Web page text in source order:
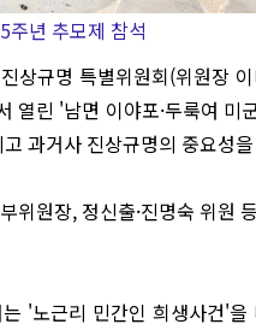
주년 추모제 참석
상규명 특별위원회(위원장
열린 '남면 이야포·두룩여 미
과거사 진상규명의 중요성
위원장, 정신출·진명숙 위원
'노근리 민간인 희생사건'